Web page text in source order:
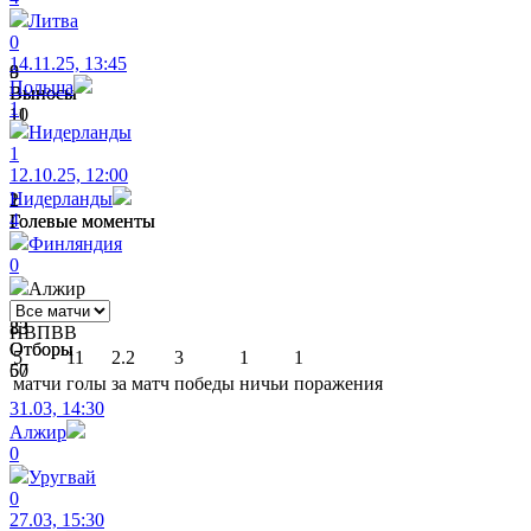
9
Выносы
11
2
Голевые моменты
0
83
Отборы
67
8
Выносы
10
1
Голевые моменты
0
33
Отборы
50
Литва
0
14.11.25, 13:45
Польша
1
Нидерланды
1
12.10.25, 12:00
Нидерланды
4
Финляндия
0
Алжир
НВПВВ
5
11 2.2 3 1
1
матчи голы за матч победы ничьи поражения
31.03, 14:30
Алжир
0
Уругвай
0
27.03, 15:30